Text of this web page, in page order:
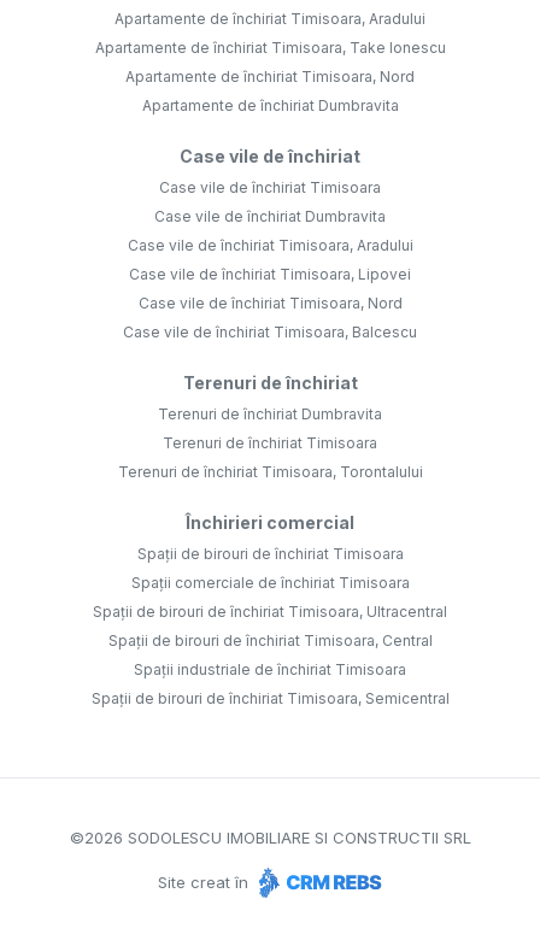
Apartamente de închiriat Timisoara, Aradului
Apartamente de închiriat Timisoara, Take Ionescu
Apartamente de închiriat Timisoara, Nord
Apartamente de închiriat Dumbravita
Case vile de închiriat
Case vile de închiriat Timisoara
Case vile de închiriat Dumbravita
Case vile de închiriat Timisoara, Aradului
Case vile de închiriat Timisoara, Lipovei
Case vile de închiriat Timisoara, Nord
Case vile de închiriat Timisoara, Balcescu
Terenuri de închiriat
Terenuri de închiriat Dumbravita
Terenuri de închiriat Timisoara
Terenuri de închiriat Timisoara, Torontalului
Închirieri comercial
Spații de birouri de închiriat Timisoara
Spații comerciale de închiriat Timisoara
Spații de birouri de închiriat Timisoara, Ultracentral
Spații de birouri de închiriat Timisoara, Central
Spații industriale de închiriat Timisoara
Spații de birouri de închiriat Timisoara, Semicentral
©2026 SODOLESCU IMOBILIARE SI CONSTRUCTII SRL
Site creat în